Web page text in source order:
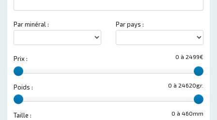
Par minéral : Par pays :
0 à 2499€
Prix :
0 à 24620gr.
Poids :
0 à 460mm
Taille :